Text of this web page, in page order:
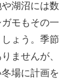
湖沼には数
モもその一
ょう。季節
ませんが、
場に計画を